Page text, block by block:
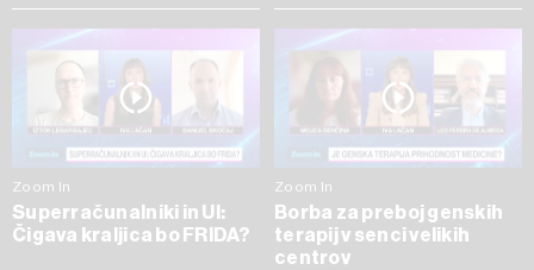
Zoom In
Superračunalniki in UI:
Čigava kraljica bo FRIDA?
Zoom In
Borba za preboj genskih
terapij v senci velikih
centrov